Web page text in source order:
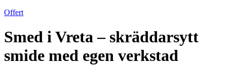
Offert
Smed i Vreta – skräddarsytt
smide med egen verkstad